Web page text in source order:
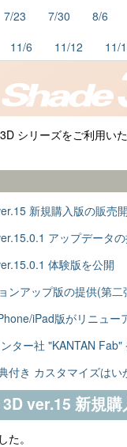
7/23 7/30 8/6
11/6 11/12 11/
シリーズをご利用い
新規購入版の販売
アップデータ
体験版を公開
ンアップ版の提供(第
iPad版がリニュー
ター社 "KANTAN
付き カスタマイズは
3D ver.15 新規
た。